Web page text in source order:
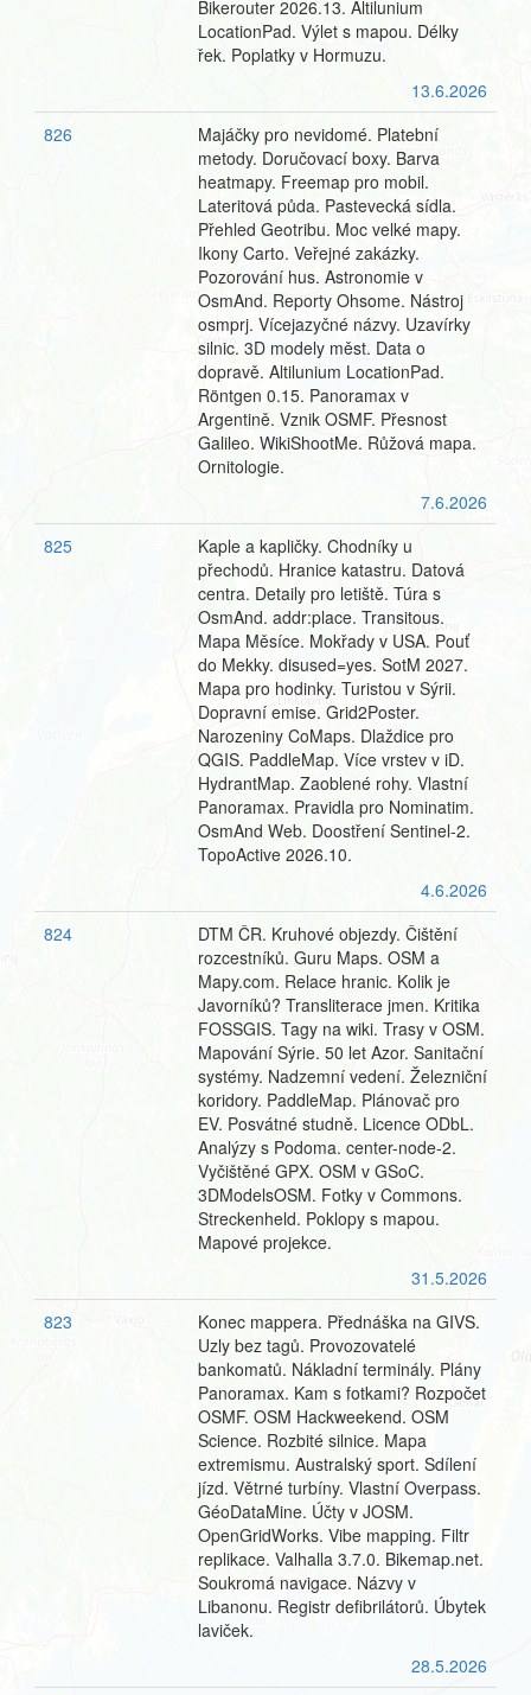
Bikerouter 2026.13. Altilunium
LocationPad. Výlet s mapou. Délky
řek. Poplatky v Hormuzu.
13.6.2026
826
Majáčky pro nevidomé. Platební
metody. Doručovací boxy. Barva
heatmapy. Freemap pro mobil.
Lateritová půda. Pastevecká sídla.
Přehled Geotribu. Moc velké mapy.
Ikony Carto. Veřejné zakázky.
Pozorování hus. Astronomie v
OsmAnd. Reporty Ohsome. Nástroj
osmprj. Vícejazyčné názvy. Uzavírky
silnic. 3D modely měst. Data o
dopravě. Altilunium LocationPad.
Röntgen 0.15. Panoramax v
Argentině. Vznik OSMF. Přesnost
Galileo. WikiShootMe. Růžová mapa.
Ornitologie.
7.6.2026
825
Kaple a kapličky. Chodníky u
přechodů. Hranice katastru. Datová
centra. Detaily pro letiště. Túra s
OsmAnd. addr:place. Transitous.
Mapa Měsíce. Mokřady v USA. Pouť
do Mekky. disused=yes. SotM 2027.
Mapa pro hodinky. Turistou v Sýrii.
Dopravní emise. Grid2Poster.
Narozeniny CoMaps. Dlaždice pro
QGIS. PaddleMap. Více vrstev v iD.
HydrantMap. Zaoblené rohy. Vlastní
Panoramax. Pravidla pro Nominatim.
OsmAnd Web. Doostření Sentinel-2.
TopoActive 2026.10.
4.6.2026
824
DTM ČR. Kruhové objezdy. Čištění
rozcestníků. Guru Maps. OSM a
Mapy.com. Relace hranic. Kolik je
Javorníků? Transliterace jmen. Kritika
FOSSGIS. Tagy na wiki. Trasy v OSM.
Mapování Sýrie. 50 let Azor. Sanitační
systémy. Nadzemní vedení. Železniční
koridory. PaddleMap. Plánovač pro
EV. Posvátné studně. Licence ODbL.
Analýzy s Podoma. center-node-2.
Vyčištěné GPX. OSM v GSoC.
3DModelsOSM. Fotky v Commons.
Streckenheld. Poklopy s mapou.
Mapové projekce.
31.5.2026
823
Konec mappera. Přednáška na GIVS.
Uzly bez tagů. Provozovatelé
bankomatů. Nákladní terminály. Plány
Panoramax. Kam s fotkami? Rozpočet
OSMF. OSM Hackweekend. OSM
Science. Rozbité silnice. Mapa
extremismu. Australský sport. Sdílení
jízd. Větrné turbíny. Vlastní Overpass.
GéoDataMine. Účty v JOSM.
OpenGridWorks. Vibe mapping. Filtr
replikace. Valhalla 3.7.0. Bikemap.net.
Soukromá navigace. Názvy v
Libanonu. Registr defibrilátorů. Úbytek
laviček.
28.5.2026